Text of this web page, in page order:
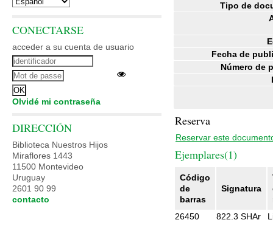
Tipo de
Fecha de
Número de
Reserva
Reservar este
Ejemplares(1)
Código
de
barras
Signatura
26450
822.3 SHAr
CONECTARSE
acceder a su cuenta de usuario
Olvidé mi contraseña
DIRECCIÓN
Biblioteca Nuestros Hijos
Miraflores 1443
11500 Montevideo
Uruguay
2601 90 99
contacto